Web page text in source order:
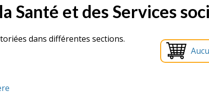
Santé et des Services
dans différentes sections.